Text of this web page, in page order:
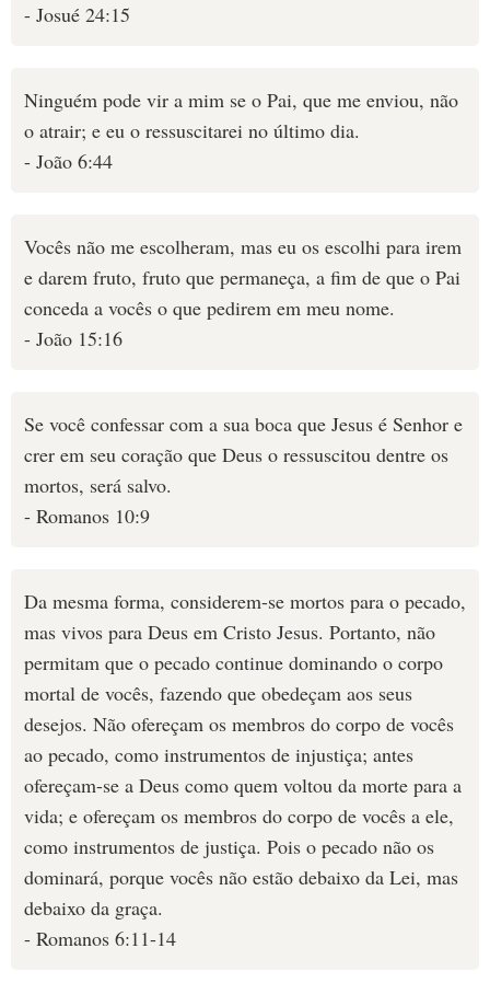
- Josué 24:15
Ninguém pode vir a mim se o Pai, que me enviou, não
o atrair; e eu o ressuscitarei no último dia.
- João 6:44
Vocês não me escolheram, mas eu os escolhi para irem
e darem fruto, fruto que permaneça, a fim de que o Pai
conceda a vocês o que pedirem em meu nome.
- João 15:16
Se você confessar com a sua boca que Jesus é Senhor e
crer em seu coração que Deus o ressuscitou dentre os
mortos, será salvo.
- Romanos 10:9
Da mesma forma, considerem-se mortos para o pecado,
mas vivos para Deus em Cristo Jesus. Portanto, não
permitam que o pecado continue dominando o corpo
mortal de vocês, fazendo que obedeçam aos seus
desejos. Não ofereçam os membros do corpo de vocês
ao pecado, como instrumentos de injustiça; antes
ofereçam-se a Deus como quem voltou da morte para a
vida; e ofereçam os membros do corpo de vocês a ele,
como instrumentos de justiça. Pois o pecado não os
dominará, porque vocês não estão debaixo da Lei, mas
debaixo da graça.
- Romanos 6:11-14